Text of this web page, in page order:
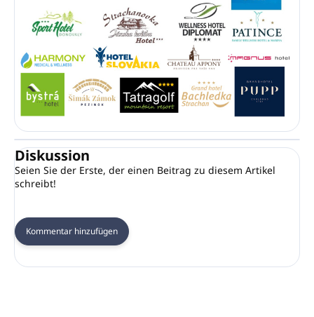
Diskussion
Seien Sie der Erste, der einen Beitrag zu diesem Artikel
schreibt!
Kommentar hinzufügen